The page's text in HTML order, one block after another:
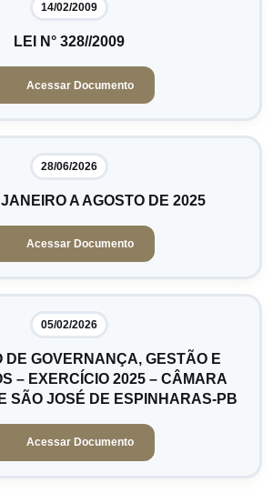
14/02/2009
LEI N° 328//2009
Acessar Documento
28/06/2026
A AGOSTO DE 2025
Acessar Documento
05/02/2026
DE GOVERNANÇA, GESTÃO E
– EXERCÍCIO 2025 – CÂMARA
SÃO JOSÉ DE ESPINHARAS-PB
Acessar Documento